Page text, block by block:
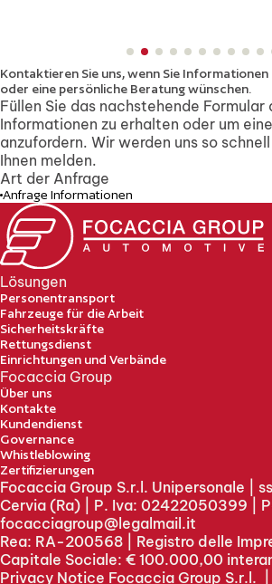
Kontaktieren Sie uns, wenn Sie Informationen
oder eine persönliche Beratung wünschen.
Füllen Sie das nachstehende Formular
Informationen zu erhalten oder um
anzufordern. Wir werden uns so
Ihnen melden.
Art der Anfrage
Anfrage Informationen
Lösungen
Personentransport
Fahrzeuge für die Arbeit
Sicherheitskräfte
Rettungsdienst
Einrichtungen und Verbände
Focaccia Group
Über uns
Kontakte
Kundendienst
Governance
Whistleblowing
Zertifizierungen
Focaccia Group S.r.l. Unipersonale |
Cervia (Ra) | P. Iva: 02422050399 |
focacciagroup@legalmail.it
Rea: RA-200568 | Registro delle
Capitale Sociale: € 100.000,00
Privacy Notice Focaccia Group S.r.l.